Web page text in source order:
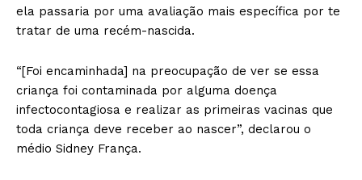
ela passaria por uma avaliação mais específica por te
tratar de uma recém-nascida.
“[Foi encaminhada] na preocupação de ver se essa
criança foi contaminada por alguma doença
infectocontagiosa e realizar as primeiras vacinas que
toda criança deve receber ao nascer”, declarou o
médio Sidney França.